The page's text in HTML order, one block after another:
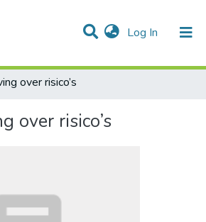
Log In (current)
Statistics& Collections
All of DSpace
over risico’s
over risico’s